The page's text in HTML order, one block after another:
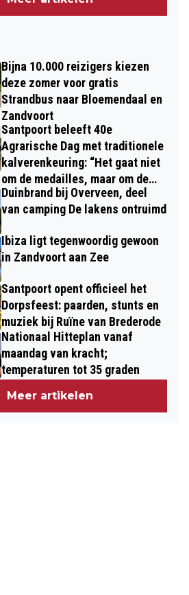
Bijna 10.000 reizigers kiezen
deze zomer voor gratis
Strandbus naar Bloemendaal en
Zandvoort
Santpoort beleeft 40e
Agrarische Dag met traditionele
kalverenkeuring: “Het gaat niet
om de medailles, maar om de
kinderen”
Duinbrand bij Overveen, deel
van camping De lakens ontruimd
Ibiza ligt tegenwoordig gewoon
in Zandvoort aan Zee
Santpoort opent officieel het
Dorpsfeest: paarden, stunts en
muziek bij Ruïne van Brederode
Nationaal Hitteplan vanaf
maandag van kracht;
temperaturen tot 35 graden
Meer artikelen